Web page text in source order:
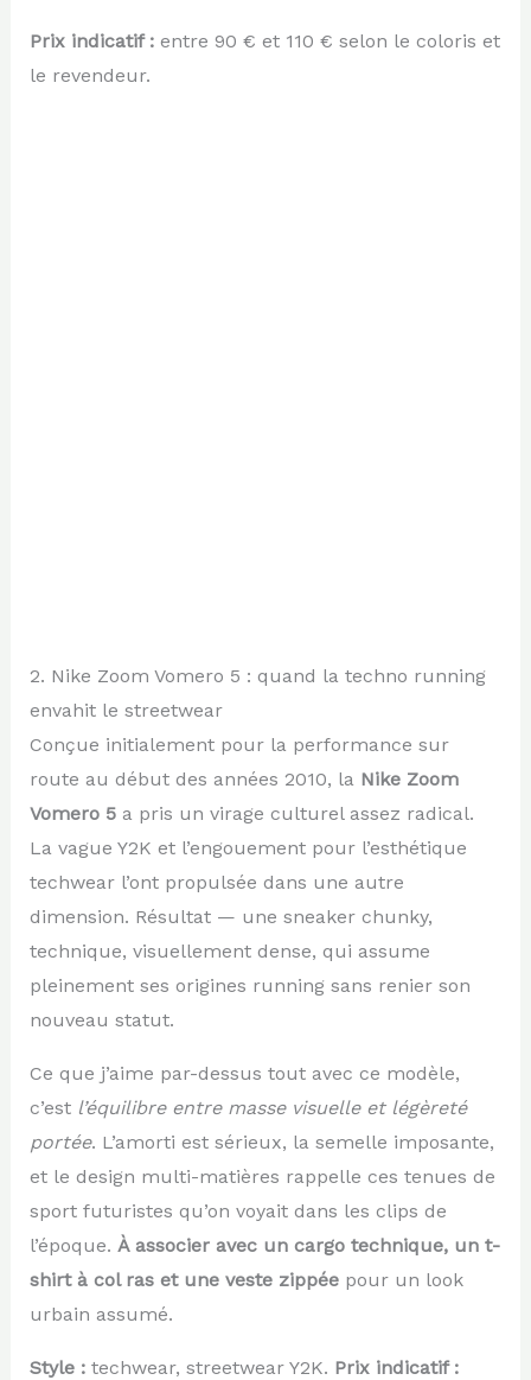
Prix indicatif :entre 90 € et 110 € selon le coloris et
le revendeur.
2. Nike Zoom Vomero 5 : quand la techno running
envahit le streetwear
Conçue initialement pour la performance sur
route au début des années 2010, la Nike Zoom
Vomero 5a pris un virage culturel assez radical.
La vague Y2K et l’engouement pour l’esthétique
techwear l’ont propulsée dans une autre
dimension. Résultat — une sneaker chunky,
technique, visuellement dense, qui assume
pleinement ses origines running sans renier son
nouveau statut.
Ce que j’aime par-dessus tout avec ce modèle,
c’est l’équilibre entre masse visuelle et légèreté
portée. L’amorti est sérieux, la semelle imposante,
et le design multi-matières rappelle ces tenues de
sport futuristes qu’on voyait dans les clips de
l’époque. À associer avec un cargo technique, un t-
shirt à col ras et une veste zippéepour un look
urbain assumé.
Style :techwear, streetwear Y2K. Prix indicatif :